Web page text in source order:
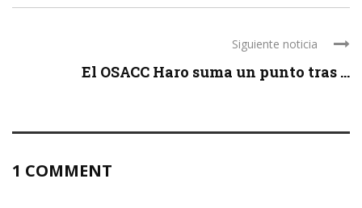
Siguiente noticia
El OSACC Haro suma un punto tras ...
1 COMMENT